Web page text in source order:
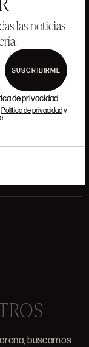
las noticias
SUSCRIBIRME
de privacidad
Política de privacidady
buscamos